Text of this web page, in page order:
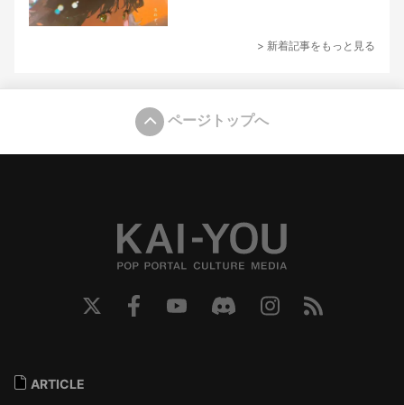
> 新着記事をもっと見る
ページトップへ
ARTICLE